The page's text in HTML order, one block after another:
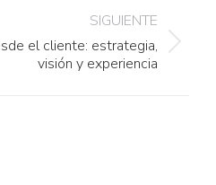
SIGUIENTE
el cliente: estrategia,
visión y experiencia